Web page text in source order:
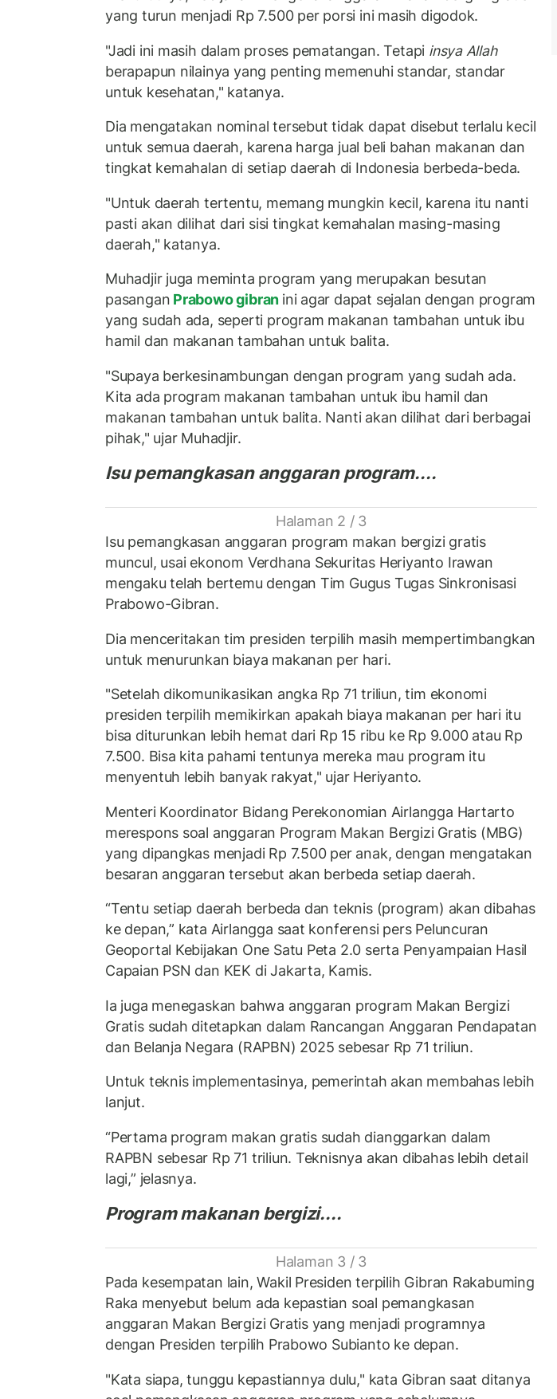
yang turun menjadi Rp 7.500 per porsi ini masih digodok.
"Jadi ini masih dalam proses pematangan. Tetapi insya Allah
berapapun nilainya yang penting memenuhi standar, standar
untuk kesehatan," katanya.
Dia mengatakan nominal tersebut tidak dapat disebut terlalu kecil
untuk semua daerah, karena harga jual beli bahan makanan dan
tingkat kemahalan di setiap daerah di Indonesia berbeda-beda.
"Untuk daerah tertentu, memang mungkin kecil, karena itu nanti
pasti akan dilihat dari sisi tingkat kemahalan masing-masing
daerah," katanya.
Muhadjir juga meminta program yang merupakan besutan
pasangan Prabowo gibran ini agar dapat sejalan dengan program
yang sudah ada, seperti program makanan tambahan untuk ibu
hamil dan makanan tambahan untuk balita.
"Supaya berkesinambungan dengan program yang sudah ada.
Kita ada program makanan tambahan untuk ibu hamil dan
makanan tambahan untuk balita. Nanti akan dilihat dari berbagai
pihak," ujar Muhadjir.
Isu pemangkasan anggaran program....
Halaman 2 / 3
Isu pemangkasan anggaran program makan bergizi gratis
muncul, usai ekonom Verdhana Sekuritas Heriyanto Irawan
mengaku telah bertemu dengan Tim Gugus Tugas Sinkronisasi
Prabowo-Gibran.
Dia menceritakan tim presiden terpilih masih mempertimbangkan
untuk menurunkan biaya makanan per hari.
"Setelah dikomunikasikan angka Rp 71 triliun, tim ekonomi
presiden terpilih memikirkan apakah biaya makanan per hari itu
bisa diturunkan lebih hemat dari Rp 15 ribu ke Rp 9.000 atau Rp
7.500. Bisa kita pahami tentunya mereka mau program itu
menyentuh lebih banyak rakyat," ujar Heriyanto.
Menteri Koordinator Bidang Perekonomian Airlangga Hartarto
merespons soal anggaran Program Makan Bergizi Gratis (MBG)
yang dipangkas menjadi Rp 7.500 per anak, dengan mengatakan
besaran anggaran tersebut akan berbeda setiap daerah.
“Tentu setiap daerah berbeda dan teknis (program) akan dibahas
ke depan,” kata Airlangga saat konferensi pers Peluncuran
Geoportal Kebijakan One Satu Peta 2.0 serta Penyampaian Hasil
Capaian PSN dan KEK di Jakarta, Kamis.
Ia juga menegaskan bahwa anggaran program Makan Bergizi
Gratis sudah ditetapkan dalam Rancangan Anggaran Pendapatan
dan Belanja Negara (RAPBN) 2025 sebesar Rp 71 triliun.
Untuk teknis implementasinya, pemerintah akan membahas lebih
lanjut.
“Pertama program makan gratis sudah dianggarkan dalam
RAPBN sebesar Rp 71 triliun. Teknisnya akan dibahas lebih detail
lagi,” jelasnya.
Program makanan bergizi....
Halaman 3 / 3
Pada kesempatan lain, Wakil Presiden terpilih Gibran Rakabuming
Raka menyebut belum ada kepastian soal pemangkasan
anggaran Makan Bergizi Gratis yang menjadi programnya
dengan Presiden terpilih Prabowo Subianto ke depan.
"Kata siapa, tunggu kepastiannya dulu," kata Gibran saat ditanya